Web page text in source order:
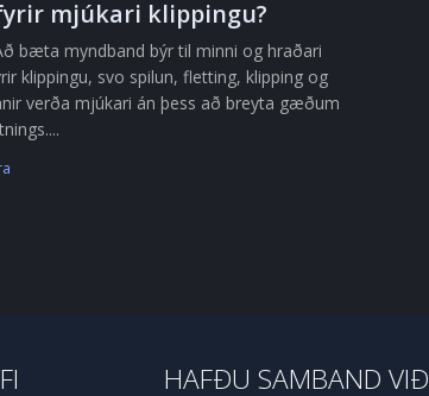
mjúkari klippingu?
bæta myndband býr til minni og hraðari
klippingu, svo spilun, fletting, klipping og
verða mjúkari án þess að breyta gæðum
HAFÐU SAMBAND VIÐ